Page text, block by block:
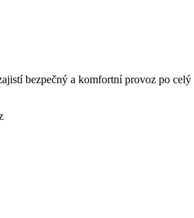
bezpečný a komfortní provoz po celý